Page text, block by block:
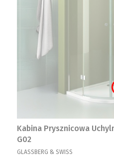
Kabina Prysznicowa
G02
PRODUCENT
GLASSBERG & SWISS